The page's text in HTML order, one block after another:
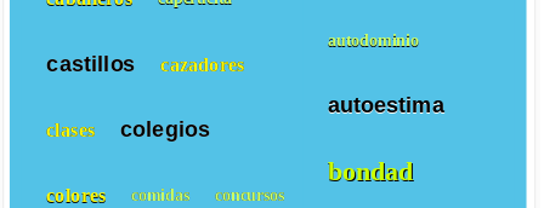
autodominio
autoestima
bondad
castillos cazadores
clases colegios
colores comidas concursos